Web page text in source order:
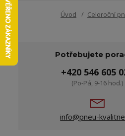
Úvod Celoroční
Potřebujete
+420 546 605
(Po-Pá, 9-16 hod.)
info@pneu-